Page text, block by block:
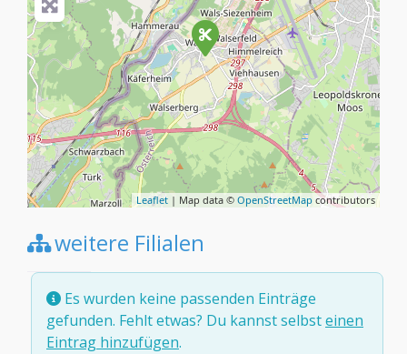
Leaflet | Map data © OpenStreetMap contributors
weitere Filialen
Es wurden keine passenden Einträge
gefunden. Fehlt etwas? Du kannst selbsteinen
Eintrag hinzufügen.